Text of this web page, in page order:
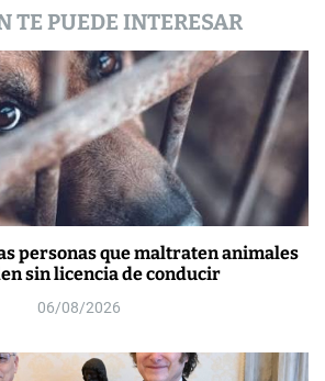
TE PUEDE INTERESAR
personas que maltraten animales
sin licencia de conducir
06/08/2026